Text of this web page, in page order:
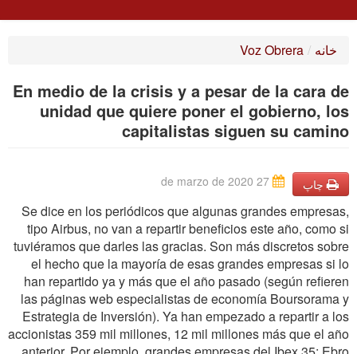
جستجو
ارتباط
خانه /
Voz Obrera
En medio de la crisis y a pesar de la cara de
unidad que quiere poner el gobierno, los
capitalistas siguen su camino
چاپ
Se dice en los periódicos que algunas grandes empresas,
tipo Airbus, no van a repartir beneficios este año, como si
tuviéramos que darles las gracias. Son más discretos sobre
el hecho que la mayoría de esas grandes empresas si lo
han repartido ya y más que el año pasado (según refieren
las páginas web especialistas de economía Boursorama y
Estrategia de Inversión). Ya han empezado a repartir a los
accionistas 359 mil millones, 12 mil millones más que el año